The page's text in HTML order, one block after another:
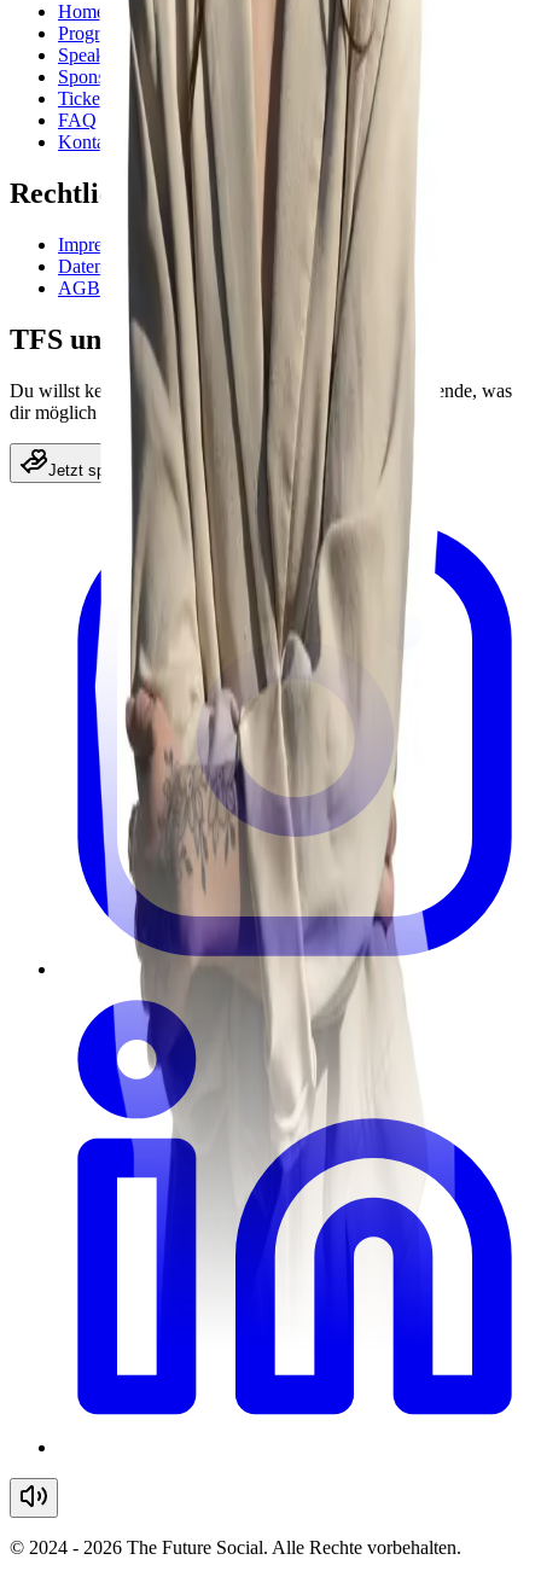
Home
Programm
Speaker
Sponsoren
Tickets
FAQ
Kontakt
Rechtliches
Impressum
Datenschutzerklärung
AGB
TFS unterstützen
Du willst kein Ticket, aber das Festival unterstützen? Spende, was
dir möglich ist.
Jetzt spenden
© 2024 - 2026 The Future Social. Alle Rechte vorbehalten.